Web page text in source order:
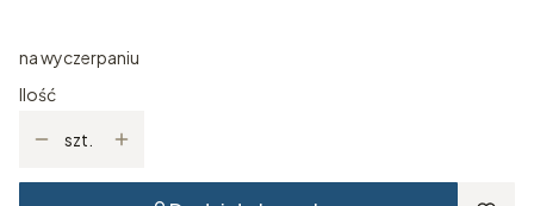
na wyczerpaniu
Ilość
szt.